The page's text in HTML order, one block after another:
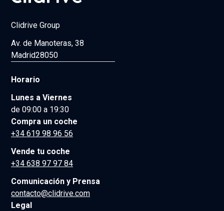
Clidrive Group
Av. de Manoteras, 38
Madrid28050
Horario
Lunes a Viernes
de 09:00 a 19:30
Compra un coche
+34 619 98 96 56
Vende tu coche
+34 638 97 97 84
Comunicación y Prensa
contacto@clidrive.com
Legal